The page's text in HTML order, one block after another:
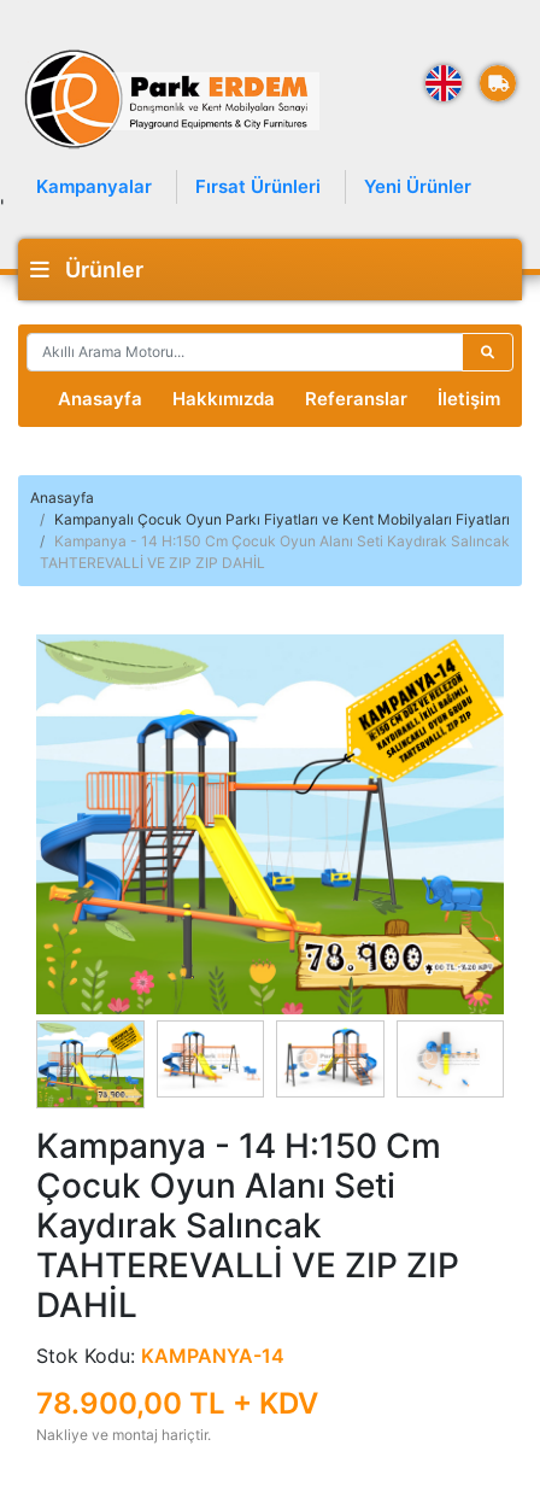
Kampanyalar Fırsat Ürünleri Yeni Ürünler
'
Ürünler
Anasayfa Hakkımızda Referanslar İletişim
Anasayfa
Kampanyalı Çocuk Oyun Parkı Fiyatları ve Kent Mobilyaları Fiyatları
Kampanya - 14 H:150 Cm Çocuk Oyun Alanı Seti Kaydırak Salıncak
TAHTEREVALLİ VE ZIP ZIP DAHİL
Kampanya - 14 H:150 Cm
Çocuk Oyun Alanı Seti
Kaydırak Salıncak
TAHTEREVALLİ VE ZIP ZIP
DAHİL
Stok Kodu: KAMPANYA-14
78.900,00 TL + KDV
Nakliye ve montaj hariçtir.